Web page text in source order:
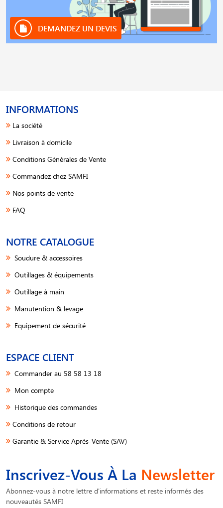
DEMANDEZ UN DEVIS
INFORMATIONS
La société
Livraison à domicile
Conditions Générales de Vente
Commandez chez SAMFI
Nos points de vente
FAQ
NOTRE CATALOGUE
Soudure & accessoires
Outillages & équipements
Outillage à main
Manutention & levage
Equipement de sécurité
ESPACE CLIENT
Commander au 58 58 13 18
Mon compte
Historique des commandes
Conditions de retour
Garantie & Service Après-Vente (SAV)
Inscrivez-Vous À La Newsletter
Abonnez-vous à notre lettre d'informations et reste informés des
nouveautés SAMFI